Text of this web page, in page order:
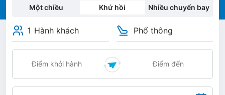
Một chiều Khứ hồi Nhiều chuyến bay
1 Hành khách Phổ thông